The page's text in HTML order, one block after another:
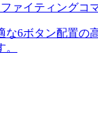
ァイティングコ
な6ボタン配置の